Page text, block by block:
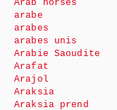
Arab horses
arabe
arabes
arabes unis
Arabie Saoudite
Arafat
Arajol
Araksia
Araksia prend